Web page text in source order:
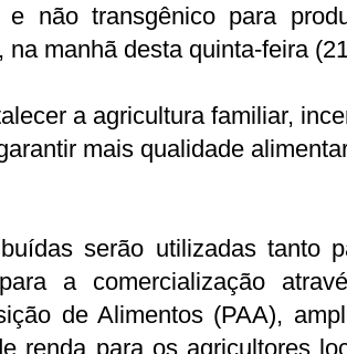
não transgênico para
na manhã desta quinta-feira
a agricultura familiar,
mais qualidade
serão utilizadas tanto
a comercialização
de Alimentos (PAA),
renda para os agricultores